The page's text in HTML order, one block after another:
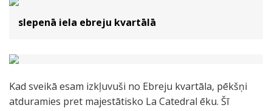
slepenā iela ebreju kvartālā
Kad sveikā esam izkļuvuši no Ebreju kvartāla, pēkšņi
atduramies pret majestātisko La Catedral ēku. Šī